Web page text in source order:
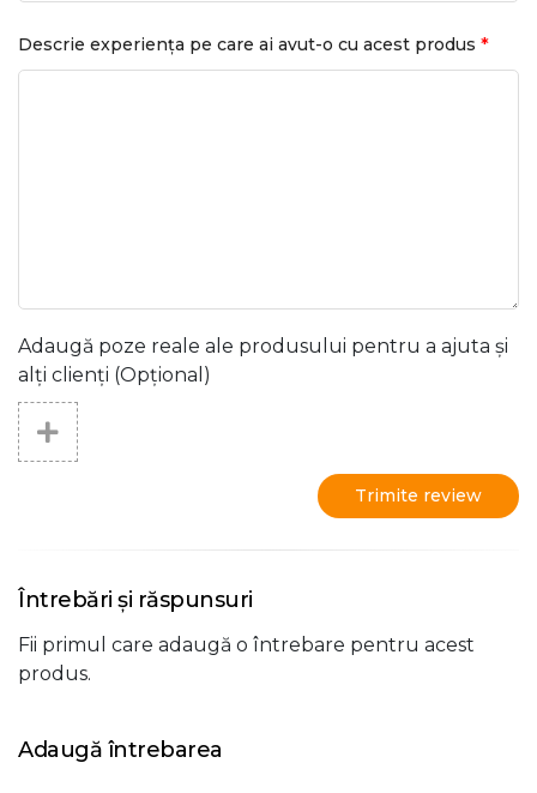
Descrie experiența pe care ai avut-o cu acest produs *
Adaugă poze reale ale produsului pentru a ajuta și
alți clienți (Opțional)
Trimite review
Întrebări și răspunsuri
Fii primul care adaugă o întrebare pentru acest
produs.
Adaugă întrebarea